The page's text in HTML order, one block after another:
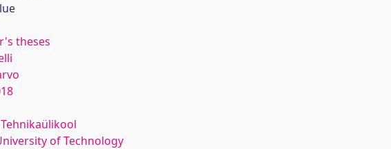
theses
of Technology